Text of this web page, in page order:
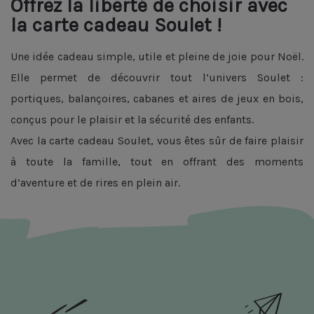
Offrez la liberté de choisir avec
la carte cadeau Soulet !
Une idée cadeau simple, utile et pleine de joie pour Noël.
Elle permet de découvrir tout l’univers Soulet :
portiques, balançoires, cabanes et aires de jeux en bois,
conçus pour le plaisir et la sécurité des enfants.
Avec la carte cadeau Soulet, vous êtes sûr de faire plaisir
à toute la famille, tout en offrant des moments
d’aventure et de rires en plein air.